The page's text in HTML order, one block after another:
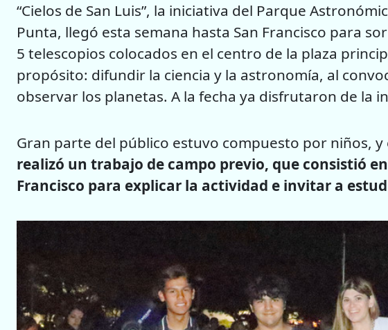
“Cielos de San Luis”, la iniciativa del Parque
Punta, llegó esta semana hasta San Francisco para
5 telescopios colocados en el centro de la plaza
propósito: difundir la ciencia y la astronomía, al
observar los planetas. A la fecha ya disfrutaron de la
Gran parte del público estuvo compuesto por niños, y
realizó un trabajo de campo previo, que consistió
Francisco para explicar la actividad e invitar a